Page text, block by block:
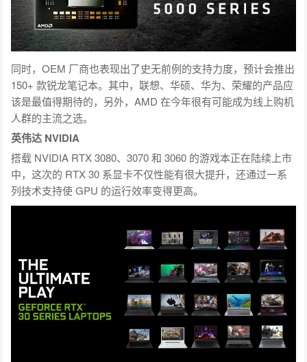
同时，OEM 厂商也表现出了史无前例的支持力度，预计会推出
150+ 款锐龙笔记本。其中，联想、华硕、华为、荣耀的产品应
该是最值得期待的，另外，AMD 在今年很有可能成为线上购机
人群的主流之选。
英伟达 NVIDIA
搭载 NVIDIA RTX 3080、3070 和 3060 的游戏本正在陆续上市
中，这次的 RTX 30 系显卡不仅性能有很大提升，还通过一系
列技术支持使 GPU 的运行效率变得更高。